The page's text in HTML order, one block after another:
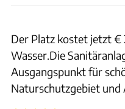
Der Platz kostet jetzt €
Wasser.Die
Ausgangspunkt für
Naturschutzgebiet und